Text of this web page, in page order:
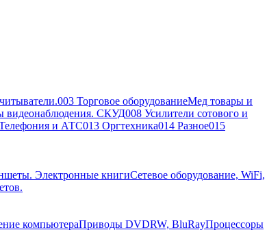
003 Торговое оборудованиеМед товары и
видеонаблюдения. СКУД008 Усилители сотового и
и АТС013 Оргтехника014 Разное015
Электронные книгиСетевое оборудование, WiFi,
компьютераПриводы DVDRW, BluRayПроцессоры